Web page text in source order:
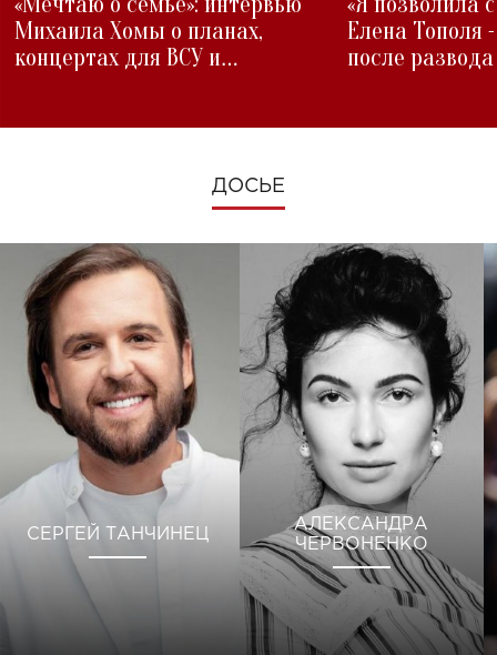
Михаила Хомы о планах,
концертах для ВСУ и
Елена Тополя
после развода
ДОСЬЕ
СЕРГЕЙ ТАНЧИНЕЦ
АЛЕКСАНДРА
ЧЕРВОНЕНКО